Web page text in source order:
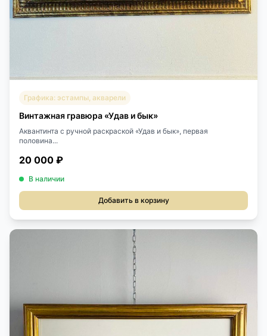
Графика: эстампы, акварели
Винтажная гравюра «Удав и бык»
Аквантинта с ручной раскраской «Удав и бык», первая
половина...
20 000 ₽
В наличии
Добавить в корзину